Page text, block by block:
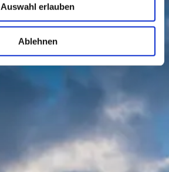
Auswahl erlauben
Ablehnen